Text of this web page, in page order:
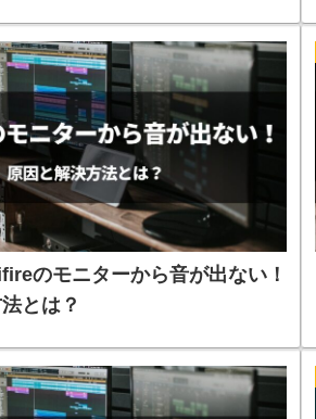
のモニターから音が出ない！
とは？